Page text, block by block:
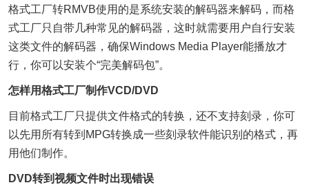
格式工厂转RMVB使用的是系统安装的解码器来解码，而格
式工厂只自带几种常见的解码器，这时就需要用户自行安装
这类文件的解码器，确保Windows Media Player能播放才
行，你可以安装个“完美解码包”。
怎样用格式工厂制作VCD/DVD
目前格式工厂只提供文件格式的转换，还不支持刻录，你可
以先用所有转到MPG转换成一些刻录软件能识别的格式，再
用他们制作。
DVD转到视频文件时出现错误